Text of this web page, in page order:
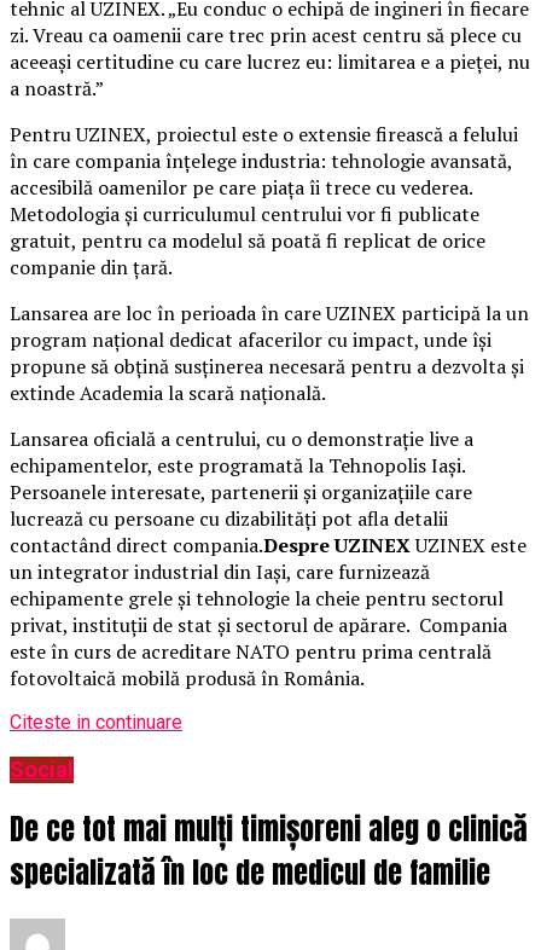
tehnic al UZINEX. „Eu conduc o echipă de ingineri în fiecare
zi. Vreau ca oamenii care trec prin acest centru să plece cu
aceeași certitudine cu care lucrez eu: limitarea e a pieței, nu
a noastră.”
Pentru UZINEX, proiectul este o extensie firească a felului
în care compania înțelege industria: tehnologie avansată,
accesibilă oamenilor pe care piața îi trece cu vederea.
Metodologia și curriculumul centrului vor fi publicate
gratuit, pentru ca modelul să poată fi replicat de orice
companie din țară.
Lansarea are loc în perioada în care UZINEX participă la un
program național dedicat afacerilor cu impact, unde își
propune să obțină susținerea necesară pentru a dezvolta și
extinde Academia la scară națională.
Lansarea oficială a centrului, cu o demonstrație live a
echipamentelor, este programată la Tehnopolis Iași.
Persoanele interesate, partenerii și organizațiile care
lucrează cu persoane cu dizabilități pot afla detalii
contactând direct compania.Despre UZINEXUZINEX este
un integrator industrial din Iași, care furnizează
echipamente grele și tehnologie la cheie pentru sectorul
privat, instituții de stat și sectorul de apărare. Compania
este în curs de acreditare NATO pentru prima centrală
fotovoltaică mobilă produsă în România.
Citeste in continuare
Social
De ce tot mai mulți timișoreni aleg o clinică
specializată în loc de medicul de familie